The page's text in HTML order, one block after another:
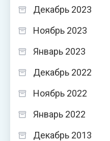
Декабрь 2023
Ноябрь 2023
Январь 2023
Декабрь 2022
Ноябрь 2022
Январь 2022
Декабрь 2013